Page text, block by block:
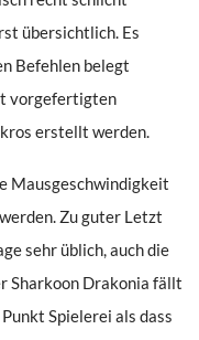
übersichtlich. Es
Befehlen belegt
vorgefertigten
erstellt werden.
Mausgeschwindigkeit
Zu guter Letzt
sehr üblich, auch die
Sharkoon Drakonia fällt
Spielerei als dass